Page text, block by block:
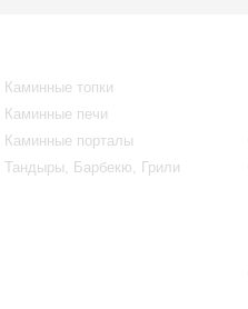
Каминные топки
Каминные печи
Каминные порталы
Тандыры, Барбекю, Грили